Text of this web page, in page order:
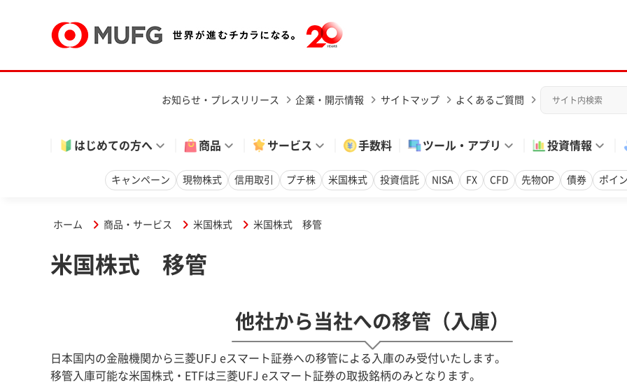
お知らせ・プレスリリース 企業・開示情報 サイトマップ よくあるご質問
はじめての方へ 商品 サービス 手数料 ツール・アプリ 投資情報
キャンペーン 現物株式 信用取引 プチ株 米国株式 投資信託 NISA FX CFD 先物OP 債券 ポイ
ホーム 商品・サービス 米国株式 米国株式 移管
米国株式 移管
他社から当社への移管（入庫）
日本国内の金融機関から三菱UFJ eスマート証券への移管による入庫のみ受付いたします。
移管入庫可能な米国株式・ETFは三菱UFJ eスマート証券の取扱銘柄のみとなります。